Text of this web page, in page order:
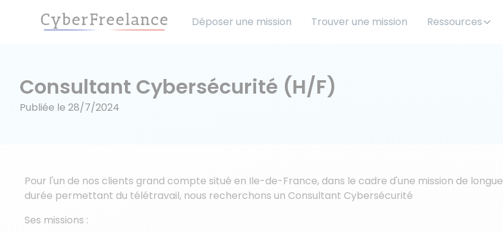
Déposer une mission Trouver une mission Ressources
Consultant Cybersécurité (H/F)
Publiée le 28/7/2024
Pour l'un de nos clients grand compte situé en Ile-de-France, dans le cadre d'une mission de longue
durée permettant du télétravail, nous recherchons un Consultant Cybersécurité
Ses missions :